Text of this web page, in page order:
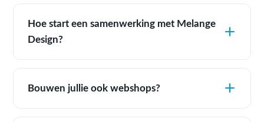
Hoe start een samenwerking met Melange
Design?
Bouwen jullie ook webshops?